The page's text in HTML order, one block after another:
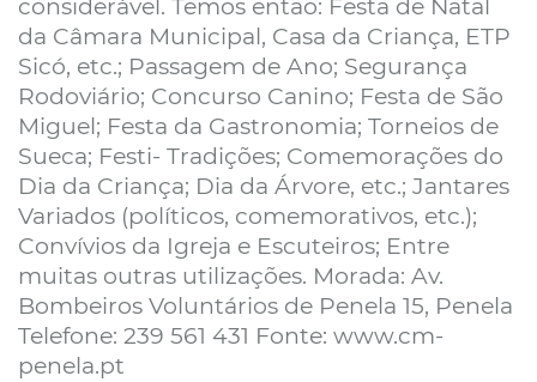
considerável. Temos então: Festa de Natal
da Câmara Municipal, Casa da Criança, ETP
Sicó, etc.; Passagem de Ano; Segurança
Rodoviário; Concurso Canino; Festa de São
Miguel; Festa da Gastronomia; Torneios de
Sueca; Festi- Tradições; Comemorações do
Dia da Criança; Dia da Árvore, etc.; Jantares
Variados (políticos, comemorativos, etc.);
Convívios da Igreja e Escuteiros; Entre
muitas outras utilizações. Morada: Av.
Bombeiros Voluntários de Penela 15, Penela
Telefone: 239 561 431 Fonte: www.cm-
penela.pt